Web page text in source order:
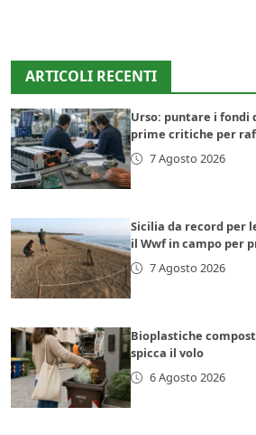
ARTICOLI RECENTI
Urso: puntare i fondi
prime critiche per
7 Agosto 2026
Sicilia da record per
il Wwf in campo per
7 Agosto 2026
Bioplastiche
spicca il volo
6 Agosto 2026